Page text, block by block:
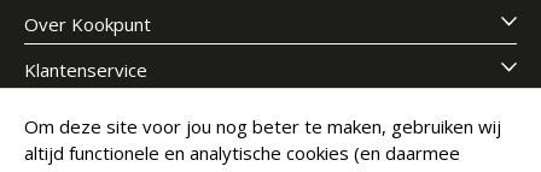
Over Kookpunt
Klantenservice
Meld je aan voor onze nieuwsbrief
Om deze site voor jou nog beter te maken, gebruiken wij
altijd functionele en analytische cookies (en daarmee